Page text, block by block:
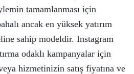
tamamlanması için
ancak en yüksek yatırım
sahip modeldir. Instagram
odaklı kampanyalar için
hizmetinizin satış fiyatına ve